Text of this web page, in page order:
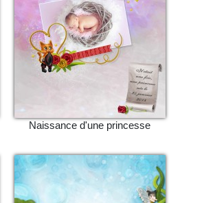
Naissance d'une princesse